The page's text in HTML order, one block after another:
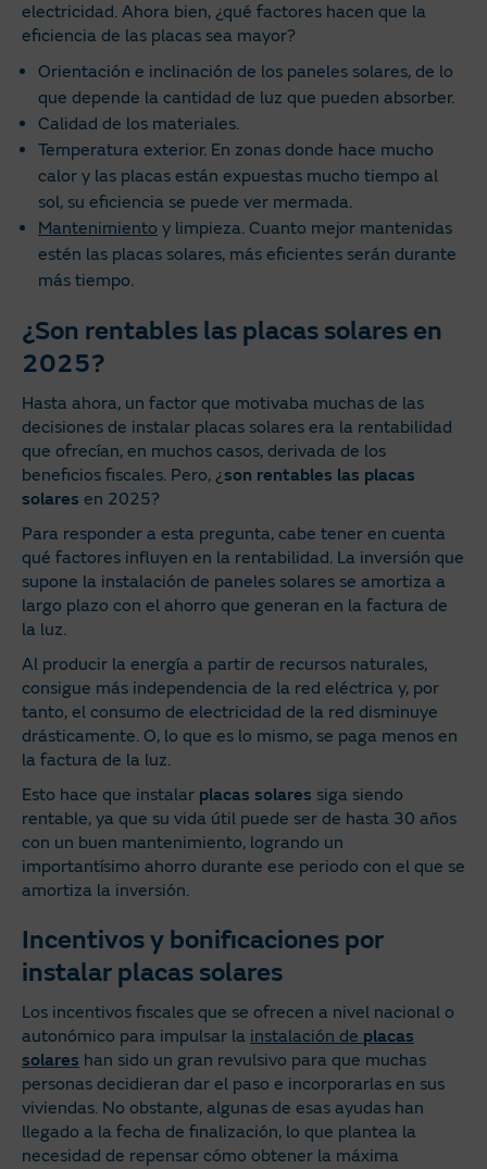
electricidad. Ahora bien, ¿qué factores hacen que la
eficiencia de las placas sea mayor?
Orientación e inclinación de los paneles solares, de lo
que depende la cantidad de luz que pueden absorber.
Calidad de los materiales.
Temperatura exterior. En zonas donde hace mucho
calor y las placas están expuestas mucho tiempo al
sol, su eficiencia se puede ver mermada.
Mantenimiento y limpieza. Cuanto mejor mantenidas
estén las placas solares, más eficientes serán durante
más tiempo.
¿Son rentables las placas solares en
2025?
Hasta ahora, un factor que motivaba muchas de las
decisiones de instalar placas solares era la rentabilidad
que ofrecían, en muchos casos, derivada de los
beneficios fiscales. Pero, ¿son rentables las placas
solares en 2025?
Para responder a esta pregunta, cabe tener en cuenta
qué factores influyen en la rentabilidad. La inversión que
supone la instalación de paneles solares se amortiza a
largo plazo con el ahorro que generan en la factura de
la luz.
Al producir la energía a partir de recursos naturales,
consigue más independencia de la red eléctrica y, por
tanto, el consumo de electricidad de la red disminuye
drásticamente. O, lo que es lo mismo, se paga menos en
la factura de la luz.
Esto hace que instalar placas solares siga siendo
rentable, ya que su vida útil puede ser de hasta 30 años
con un buen mantenimiento, logrando un
importantísimo ahorro durante ese periodo con el que se
amortiza la inversión.
Incentivos y bonificaciones por
instalar placas solares
Los incentivos fiscales que se ofrecen a nivel nacional o
autonómico para impulsar la instalación de placas
solares han sido un gran revulsivo para que muchas
personas decidieran dar el paso e incorporarlas en sus
viviendas. No obstante, algunas de esas ayudas han
llegado a la fecha de finalización, lo que plantea la
necesidad de repensar cómo obtener la máxima